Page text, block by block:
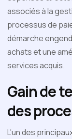
associés à la
processus de
démarche
achats et une
services acquis.
Gain de
des
L'un des